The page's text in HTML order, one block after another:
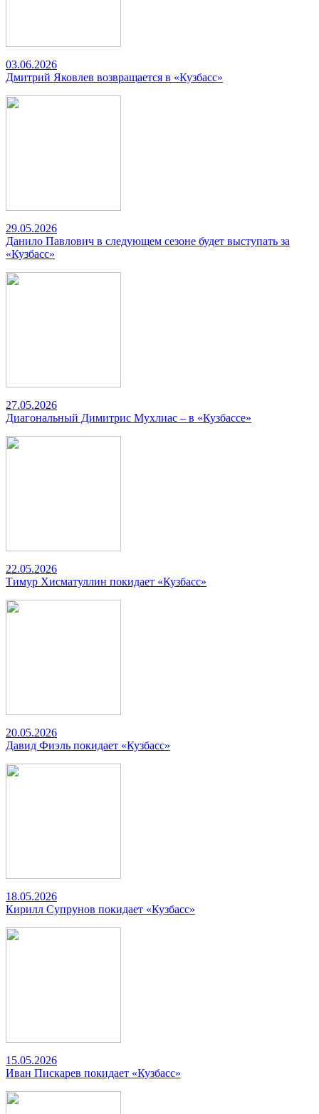
03.06.2026
Дмитрий Яковлев возвращается в «Кузбасс»
29.05.2026
Данило Павлович в следующем сезоне будет выступать за
«Кузбасс»
27.05.2026
Диагональный Димитрис Мухлиас – в «Кузбассе»
22.05.2026
Тимур Хисматуллин покидает «Кузбасс»
20.05.2026
Давид Фиэль покидает «Кузбасс»
18.05.2026
Кирилл Супрунов покидает «Кузбасс»
15.05.2026
Иван Пискарев покидает «Кузбасс»